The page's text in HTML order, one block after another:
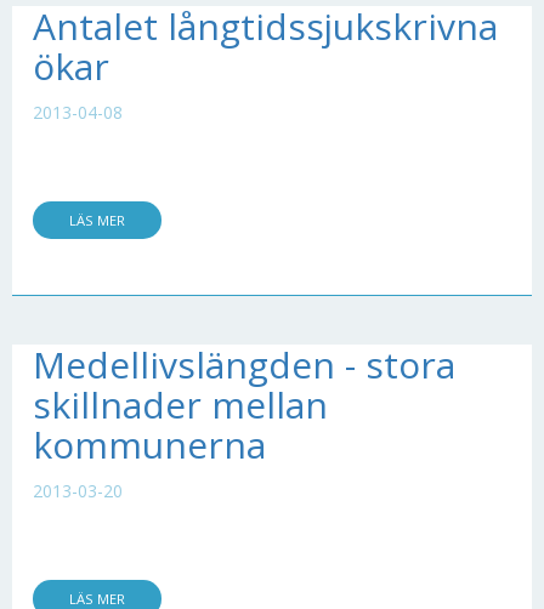
Antalet långtidssjukskrivna
ökar
2013-04-08
LÄS MER
Medellivslängden - stora
skillnader mellan
kommunerna
2013-03-20
LÄS MER